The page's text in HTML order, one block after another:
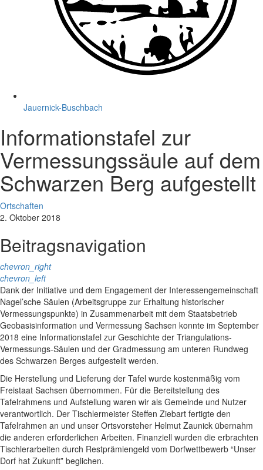
Jauernick-Buschbach
Informationstafel zur
Vermessungssäule auf dem
Schwarzen Berg aufgestellt
Ortschaften
2. Oktober 2018
Beitragsnavigation
chevron_right
chevron_left
Dank der Initiative und dem Engagement der Interessengemeinschaft
Nagel’sche Säulen (Arbeitsgruppe zur Erhaltung historischer
Vermessungspunkte) in Zusammenarbeit mit dem Staatsbetrieb
Geobasisinformation und Vermessung Sachsen konnte im September
2018 eine Informationstafel zur Geschichte der Triangulations-
Vermessungs-Säulen und der Gradmessung am unteren Rundweg
des Schwarzen Berges aufgestellt werden.
Die Herstellung und Lieferung der Tafel wurde kostenmäßig vom
Freistaat Sachsen übernommen. Für die Bereitstellung des
Tafelrahmens und Aufstellung waren wir als Gemeinde und Nutzer
verantwortlich. Der Tischlermeister Steffen Ziebart fertigte den
Tafelrahmen an und unser Ortsvorsteher Helmut Zaunick übernahm
die anderen erforderlichen Arbeiten. Finanziell wurden die erbrachten
Tischlerarbeiten durch Restprämiengeld vom Dorfwettbewerb “Unser
Dorf hat Zukunft” beglichen.